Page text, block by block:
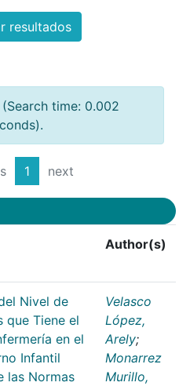
resultados
(Search time: 0.002
1 next
Author(s)
Nivel de
que Tiene el
en el
Infantil
las Normas
Velasco
López,
Arely;
Monarrez
Murillo,